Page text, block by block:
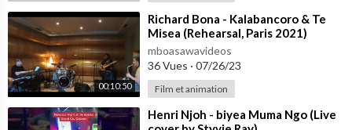
00:10:50
⁣Richard Bona - Kalabancoro & Te
Misea (Rehearsal, Paris 2021)
mboasawavideos
36 Vues · 07/26/23
Film et animation
⁣Henri Njoh - biyea Muma Ngo (Live